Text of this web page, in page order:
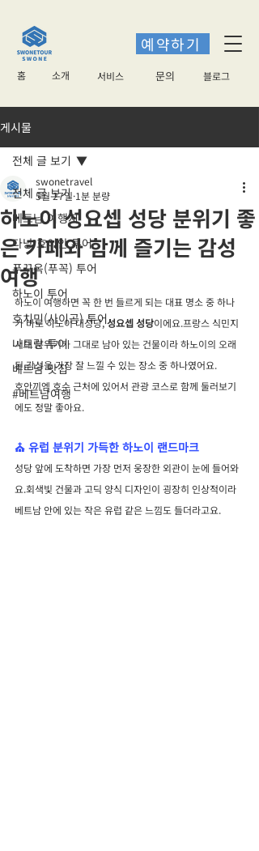
홈 소개 서비스 ​문의 블로그
예약하기
게시물
전체 글 보기
베트남 여행지
다낭 호이안 투어
푸꾸옥(푸꼭) 투어
하노이 투어
호치민(사이공) 투어
나트랑 투어
베트남 맛집
#베트남여행
전체 글 보기
하노이 성요셉 성당 분위기 좋
은 카페와 함께 즐기는 감성
여행
swonetravel
5월 27일 1분 분량
하노이 여행하면 꼭 한 번 들르게 되는 대표 명소 중 하나
가 바로 하노이 대성당, 성요셉 성당이에요.프랑스 식민지
시대 분위기가 그대로 남아 있는 건물이라 하노이의 오래
된 감성을 가장 잘 느낄 수 있는 장소 중 하나였어요.
호안끼엠 호수 근처에 있어서 관광 코스로 함께 둘러보기
에도 정말 좋아요.
⛪ 유럽 분위기 가득한 하노이 랜드마크
성당 앞에 도착하면 가장 먼저 웅장한 외관이 눈에 들어와
요.회색빛 건물과 고딕 양식 디자인이 굉장히 인상적이라
베트남 안에 있는 작은 유럽 같은 느낌도 들더라고요.